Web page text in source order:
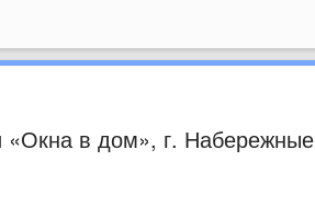
в дом», г. Набережные